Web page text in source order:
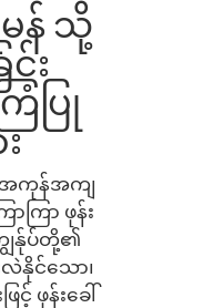
န် သို့
င်း
ပြု
အကုန်အကျ
ာကြာ ဖုန်း
ျွန်ုပ်တို့၏
နိုင်သော၊
ဖုန်းခေါ်